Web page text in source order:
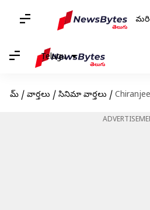
Telugu
హోమ్ / వార్తలు / సినిమా వార్తలు / Chiranjeevi: